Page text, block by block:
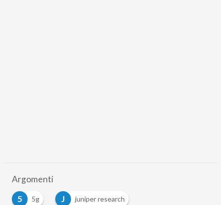
Argomenti
5
5g J juniper research